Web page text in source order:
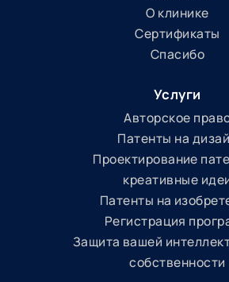
О клинике
Сертификаты
Спасибо
Услуги
Авторское
Патенты на
Проектирование
креативные
Патенты на
Регистрация
Защита вашей
собственности